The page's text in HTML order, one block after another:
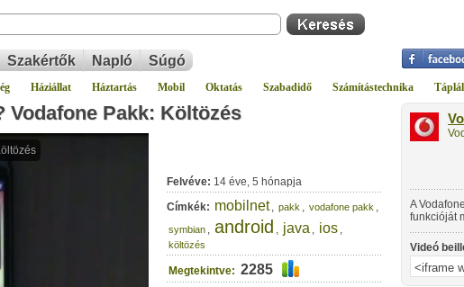
Szakértők Napló Súgó
Háziállat Háztartás Mobil Oktatás Szabadidő Számítástechnika
Vodafone Pakk: Költözés
Felvéve: 14 éve, 5 hónapja
Címkék: mobilnet , pakk , vodafone pakk ,
symbian , android , java , ios ,
költözés
Megtekintve: 2285
A
funkcióját
készülék
folyamat
operációs
is
a
Videó